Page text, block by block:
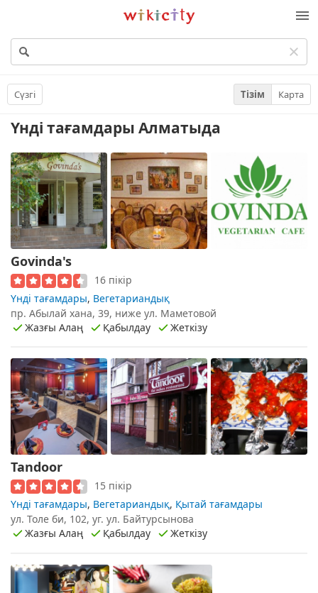
Викисити
Сүзгі Тізім Карта
Үнді тағамдары Алматыда
Govinda's
16 пікір
Үнді тағамдары, Вегетариандық
пр. Абылай хана, 39, ниже ул. Маметовой
Жазғы Алаң
Қабылдау Жеткізу
Tandoor
15 пікір
Үнді тағамдары, Вегетариандық, Қытай тағамдары
ул. Толе би, 102, уг. ул. Байтурсынова
Жазғы Алаң
Қабылдау Жеткізу